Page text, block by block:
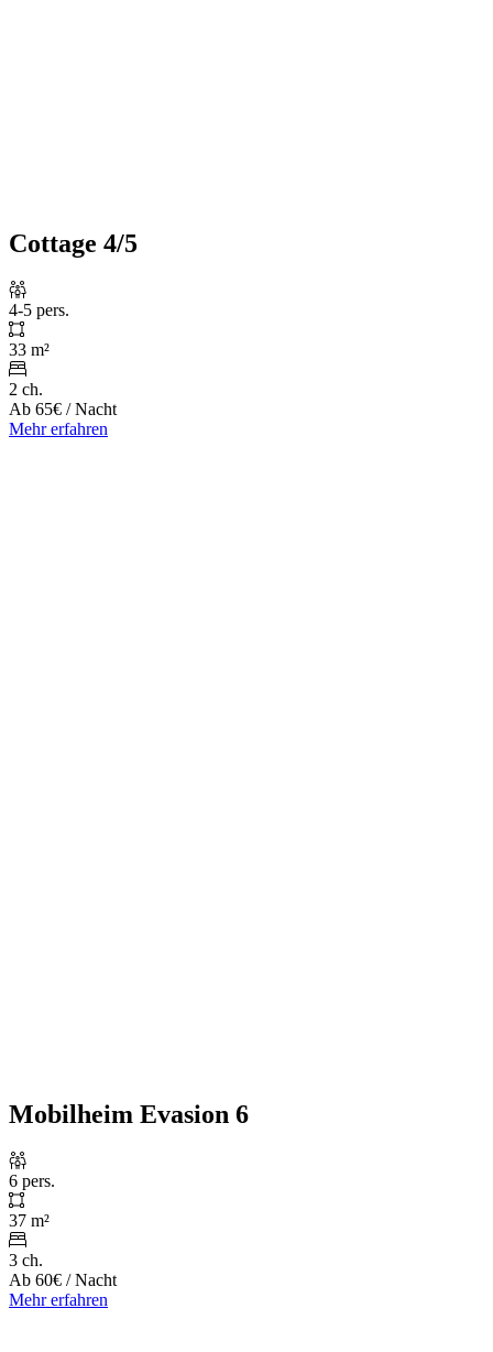
Cottage 4/5
4-5 pers.
33 m²
2 ch.
Ab 65€ / Nacht
Mehr erfahren
Mobilheim Evasion 6
6 pers.
37 m²
3 ch.
Ab 60€ / Nacht
Mehr erfahren